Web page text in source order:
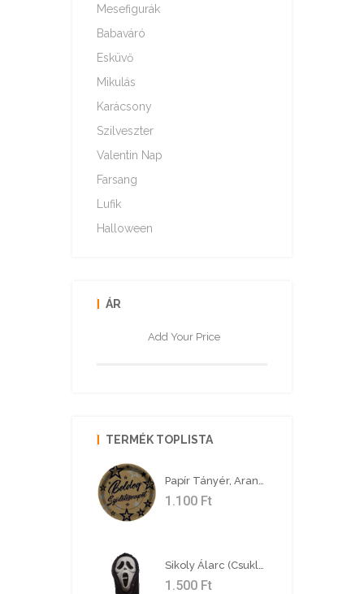
Mesefigurák
Babaváró
Esküvő
Mikulás
Karácsony
Szilveszter
Valentin Nap
Farsang
Lufik
Halloween
ÁR
TERMÉK TOPLISTA
Papír Tányér, Arany, Boldog Születésnapot, 23 Cm, 8 Db/cs
1.100 Ft
1.500 Ft